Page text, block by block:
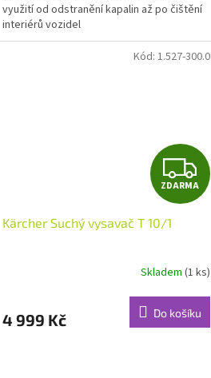
využití od odstranění kapalin až po čištění
interiérů vozidel
Z
D
R
M
A
ZDARMA
Kärcher Suchý vysavač T 10/1
Skladem (1 ks)
4 999 Kč Do košíku
Kód: 1.527-300.0